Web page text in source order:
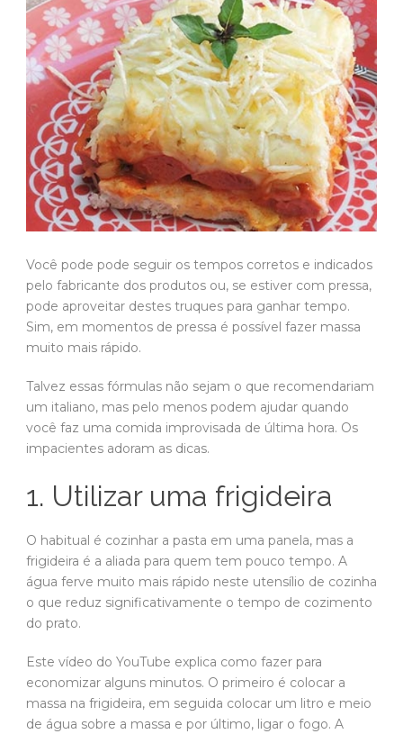
Você pode pode seguir os tempos corretos e indicados
pelo fabricante dos produtos ou, se estiver com pressa,
pode aproveitar destes truques para ganhar tempo.
Sim, em momentos de pressa é possível fazer massa
muito mais rápido.
Talvez essas fórmulas não sejam o que recomendariam
um italiano, mas pelo menos podem ajudar quando
você faz uma comida improvisada de última hora. Os
impacientes adoram as dicas.
1. Utilizar uma frigideira
O habitual é cozinhar a pasta em uma panela, mas a
frigideira é a aliada para quem tem pouco tempo. A
água ferve muito mais rápido neste utensílio de cozinha
o que reduz significativamente o tempo de cozimento
do prato.
Este vídeo do YouTube explica como fazer para
economizar alguns minutos. O primeiro é colocar a
massa na frigideira, em seguida colocar um litro e meio
de água sobre a massa e por último, ligar o fogo. A